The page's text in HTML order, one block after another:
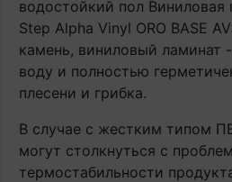
водостойкий пол Виниловая
Step Alpha Vinyl ORO BASE
камень, виниловый ламинат
воду и полностью
плесени и грибка.
В случае с жестким типом
могут столкнуться с
термостабильности